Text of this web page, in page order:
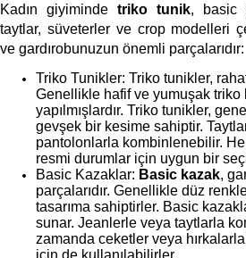
Kadın giyiminde triko tunik, basic
taytlar, süveterler ve crop modelleri
ve gardırobunuzun önemli parçalarıdır:
Triko Tunikler: Triko tunikler,
Genellikle hafif ve yumuşak triko
yapılmışlardır. Triko tunikler,
gevşek bir kesime sahiptir.
pantolonlarla kombinlenebilir.
resmi durumlar için uygun bir
Basic Kazaklar: Basic kazak,
parçalarıdır. Genellikle düz
tasarıma sahiptirler. Basic
sunar. Jeanlerle veya taytlarla
zamanda ceketler veya
için de kullanılabilirler.